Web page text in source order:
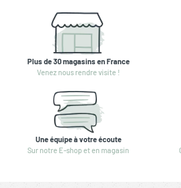
Plus de 30 magasins en France
Venez nous rendre visite !
Une équipe à votre écoute
Sur notre E-shop et en magasin